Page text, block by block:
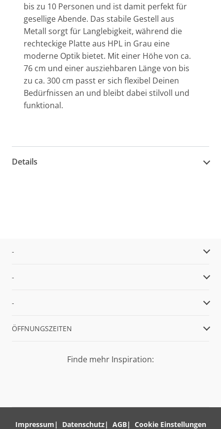
bis zu 10 Personen und ist damit perfekt für
gesellige Abende. Das stabile Gestell aus
Metall sorgt für Langlebigkeit, während die
rechteckige Platte aus HPL in Grau eine
moderne Optik bietet. Mit einer Höhe von ca.
76 cm und einer ausziehbaren Länge von bis
zu ca. 300 cm passt er sich flexibel Deinen
Bedürfnissen an und bleibt dabei stilvoll und
funktional.
Details
-
-
-
ÖFFNUNGSZEITEN
Finde mehr Inspiration:
Impressum Datenschutz AGB Cookie Einstellungen